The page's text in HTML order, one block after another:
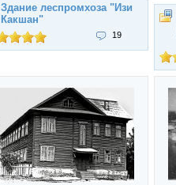
Здание леспромхоза "Изи
Какшан"
19